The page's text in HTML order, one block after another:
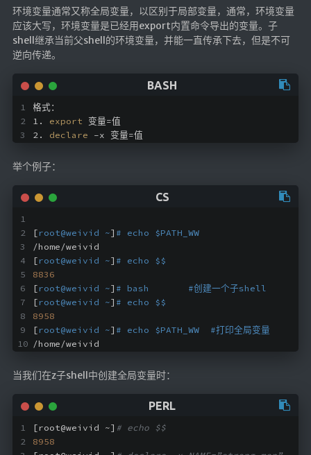
环境变量通常又称全局变量，以区别于局部变量，通常，环境变量
应该大写，环境变量是已经用export内置命令导出的变量。子
shell继承当前父shell的环境变量，并能一直传承下去，但是不可
逆向传递。
格式：
1. export 变量=值
2. declare -x 变量=值
举个例子：
[root@weivid ~] # echo $PATH_WW
/home/weivid
[root@weivid ~] # echo $$
8836
[root@weivid ~] # bash       #创建一个子shell
[root@weivid ~] # echo $$
8958
[root@weivid ~] # echo $PATH_WW  #打印全局变量
/home/weivid
当我们在z子shell中创建全局变量时：
[root@weivid ~] # echo $$
8958
无损音乐下载
mv下载
知乎付费文章
Markdown学习
Web 技术教程
Greasemonkey学习
VIP资源下载
全历史
找建筑 土木资源